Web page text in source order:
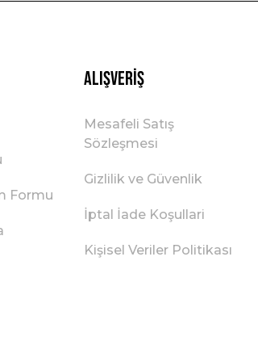
Formu
Alışveriş
Mesafeli Satış
Sözleşmesi
Gizlilik ve Güvenlik
İptal İade Koşullari
Kişisel Veriler Politikası